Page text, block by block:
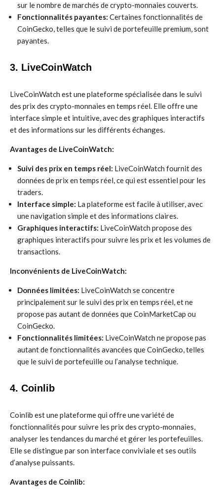
sur le nombre de marchés de crypto-monnaies couverts.
Fonctionnalités payantes: Certaines fonctionnalités de
CoinGecko, telles que le suivi de portefeuille premium, sont
payantes.
3. LiveCoinWatch
LiveCoinWatch est une plateforme spécialisée dans le suivi
des prix des crypto-monnaies en temps réel. Elle offre une
interface simple et intuitive, avec des graphiques interactifs
et des informations sur les différents échanges.
Avantages de LiveCoinWatch:
Suivi des prix en temps réel: LiveCoinWatch fournit des
données de prix en temps réel, ce qui est essentiel pour les
traders.
Interface simple: La plateforme est facile à utiliser, avec
une navigation simple et des informations claires.
Graphiques interactifs: LiveCoinWatch propose des
graphiques interactifs pour suivre les prix et les volumes de
transactions.
Inconvénients de LiveCoinWatch:
Données limitées: LiveCoinWatch se concentre
principalement sur le suivi des prix en temps réel, et ne
propose pas autant de données que CoinMarketCap ou
CoinGecko.
Fonctionnalités limitées: LiveCoinWatch ne propose pas
autant de fonctionnalités avancées que CoinGecko, telles
que le suivi de portefeuille ou l’analyse technique.
4. Coinlib
Coinlib est une plateforme qui offre une variété de
fonctionnalités pour suivre les prix des crypto-monnaies,
analyser les tendances du marché et gérer les portefeuilles.
Elle se distingue par son interface conviviale et ses outils
d’analyse puissants.
Avantages de Coinlib: